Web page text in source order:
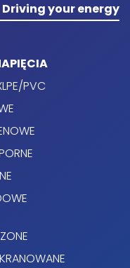
Driving your energy
PVC